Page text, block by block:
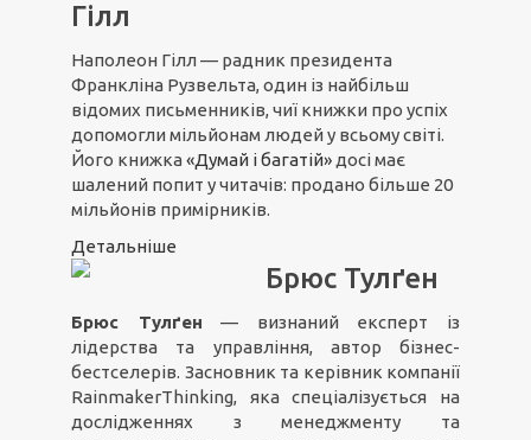
Гілл
Наполеон Гілл — радник президента
Франкліна Рузвельта, один із найбільш
відомих письменників, чиї книжки про успіх
допомогли мільйонам людей у всьому світі.
Його книжка «Думай і багатій» досі має
шалений попит у читачів: продано більше 20
мільйонів примірників.
Детальніше
Брюс Тулґен
Брюс Тулґен — визнаний експерт із
лідерства та управління, автор бізнес-
бестселерів. Засновник та керівник компанії
RainmakerThinking, яка спеціалізується на
дослідженнях з менеджменту та